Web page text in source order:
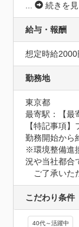
...
続きを
給与・報酬
想定時給
勤務地
東京都
最寄駅：【最
【特記事項】
勤務開始から
※環境整備進
況や当社都合
ご了承いた
こだわり条件
40代～活躍中